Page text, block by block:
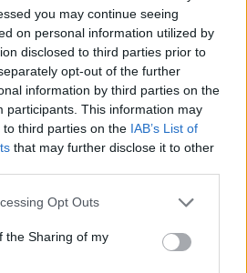
you may continue seeing
on personal information utilized by
disclosed to third parties prior to
opt-out of the further
information by third parties on the
participants. This information may
third parties on the IAB’s List of
that may further disclose it to other
Opt Outs
the Sharing of my
ώρα μικτά